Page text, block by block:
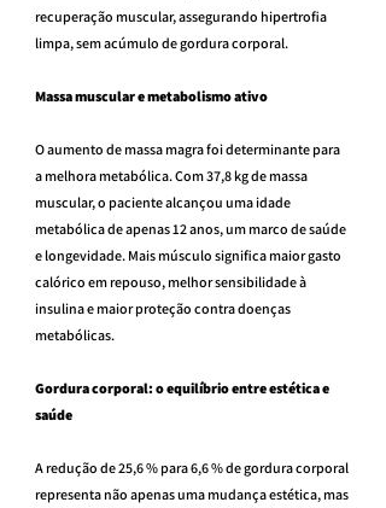
recuperação muscular, assegurando hipertrofia
limpa, sem acúmulo de gordura corporal.
Massa muscular e metabolismo ativo
O aumento de massa magra foi determinante para
a melhora metabólica. Com 37,8 kg de massa
muscular, o paciente alcançou uma idade
metabólica de apenas 12 anos, um marco de saúde
e longevidade. Mais músculo significa maior gasto
calórico em repouso, melhor sensibilidade à
insulina e maior proteção contra doenças
metabólicas.
Gordura corporal: o equilíbrio entre estética e
saúde
A redução de 25,6 % para 6,6 % de gordura corporal
representa não apenas uma mudança estética, mas